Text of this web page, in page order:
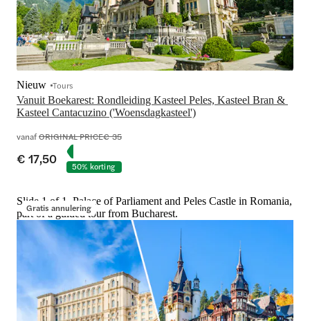
Vanuit Boekarest: Rondleiding Kasteel Peles, Kasteel Bran &
Nieuw Tours
vanafORIGINAL PRICE€ 35
€ 17,50 50% korting
Gratis annulering
Slide 1 of 1, Palace of Parliament and Peles Castle in Romania,
part of a guided tour from Bucharest.